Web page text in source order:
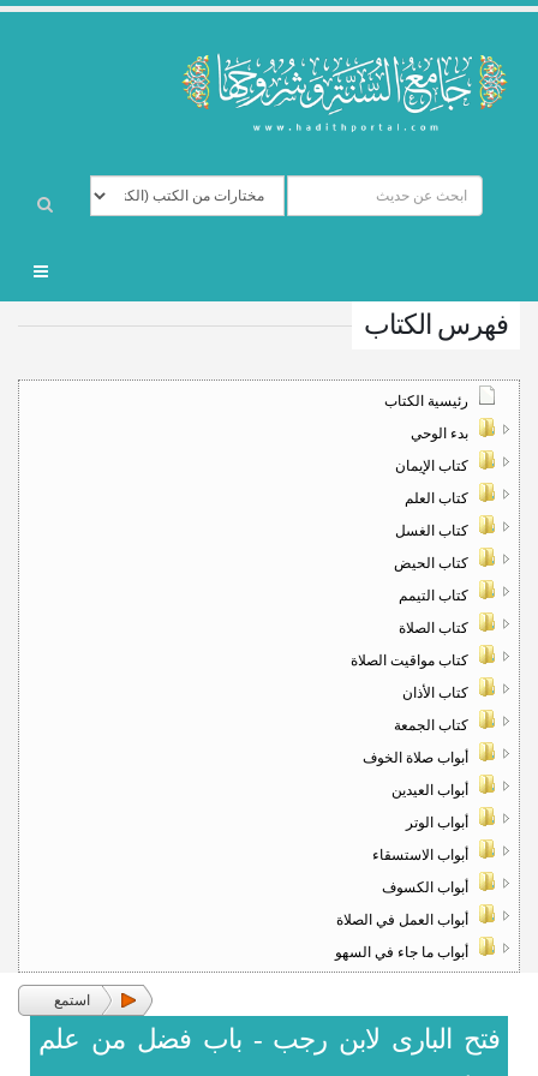
فهرس الكتاب
رئيسية الكتاب
بدء الوحي
كتاب الإيمان
كتاب العلم
كتاب الغسل
كتاب الحيض
كتاب التيمم
كتاب الصلاة
كتاب مواقيت الصلاة
كتاب الأذان
كتاب الجمعة
أبواب صلاة الخوف
أبواب العيدين
أبواب الوتر
أبواب الاستسقاء
أبواب الكسوف
أبواب العمل في الصلاة
أبواب ما جاء في السهو
استمع
فتح البارى لابن رجب - باب فضل من علم